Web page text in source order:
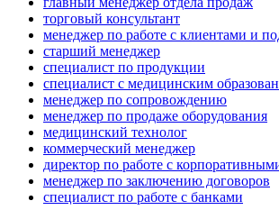
торговый консультант
менеджер по работе с клиентами и
старший менеджер
специалист по продукции
специалист с медицинским
менеджер по сопровождению
менеджер по продаже оборудования
медицинский технолог
коммерческий менеджер
директор по работе с
менеджер по заключению договоров
специалист по работе с банками